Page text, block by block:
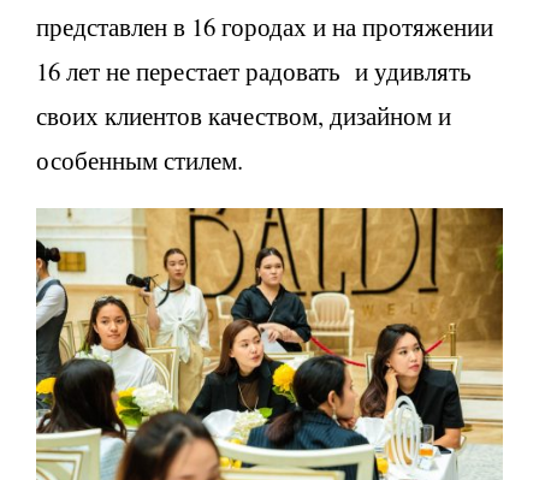
представлен в 16 городах и на протяжении
16 лет не перестает радовать и удивлять
своих клиентов качеством, дизайном и
особенным стилем.